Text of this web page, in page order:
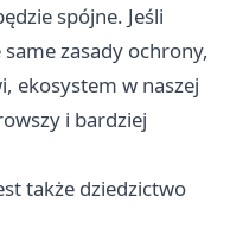
spójne. Jeśli
zasady ochrony,
ekosystem w naszej
i bardziej
także dziedzictwo